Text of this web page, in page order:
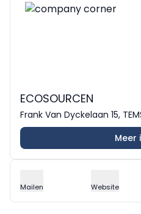
ECOSOURCEN
Frank Van Dyckelaan 15,
Meer
Mailen Website